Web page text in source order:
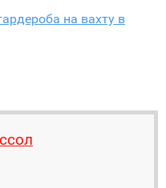
на вахту в